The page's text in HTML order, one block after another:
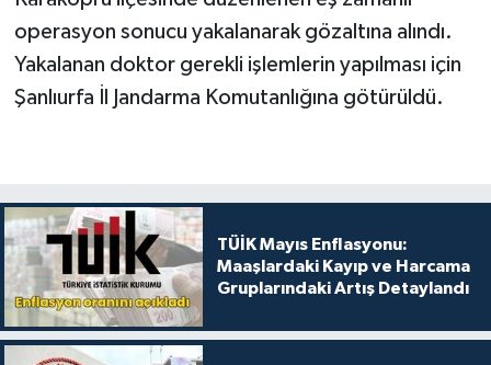
operasyon sonucu yakalanarak gözaltına alındı.
Yakalanan doktor gerekli işlemlerin yapılması için
Şanlıurfa İl Jandarma Komutanlığına götürüldü.
TÜİK Mayıs Enflasyonu:
Maaşlardaki Kayıp ve Harcama
Gruplarındaki Artış Detaylandı